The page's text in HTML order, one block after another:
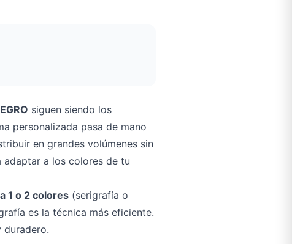
siguen siendo los
personalizada pasa de mano
en grandes volúmenes sin
adaptar a los colores de tu
1 o 2 colores (serigrafía o
es la técnica más eficiente.
duradero.